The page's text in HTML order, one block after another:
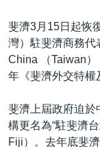
斐濟3月15日起恢
灣）駐斐濟商務代
China （Taiwan
年《斐濟外交特權
斐濟上屆政府迫於
構更名為“駐斐濟
Fiji）。去年底斐